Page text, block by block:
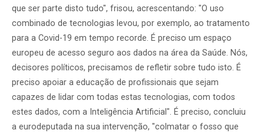
que ser parte disto tudo", frisou, acrescentando: "O uso
combinado de tecnologias levou, por exemplo, ao tratamento
para a Covid-19 em tempo recorde. É preciso um espaço
europeu de acesso seguro aos dados na área da Saúde. Nós,
decisores políticos, precisamos de refletir sobre tudo isto. É
preciso apoiar a educação de profissionais que sejam
capazes de lidar com todas estas tecnologias, com todos
estes dados, com a Inteligência Artificial". É preciso, concluiu
a eurodeputada na sua intervenção, "colmatar o fosso que